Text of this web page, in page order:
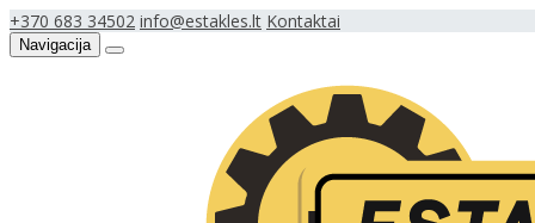
+370 683 34502 info@estakles.lt Kontaktai
Navigacija